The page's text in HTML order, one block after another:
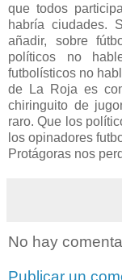
que todos
habría ciudades.
añadir, sobre
políticos no
futbolísticos no
de La Roja es
chiringuito de
raro. Que los
los opinadores
Protágoras nos
No hay